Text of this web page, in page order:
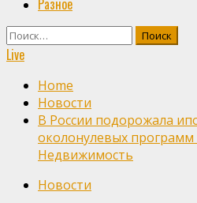
Разное
Найти:
Live
Home
Новости
В России подорожала
околонулевых программ
Недвижимость
Новости